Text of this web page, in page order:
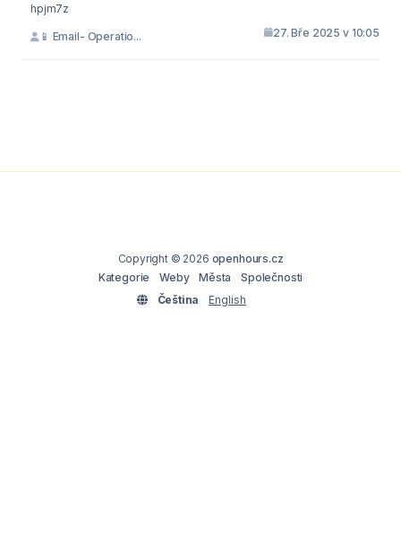
hpjm7z
📱 Email- Operatio... 27. Bře 2025 v 10:05
Copyright © 2026 openhours.cz
Kategorie
Weby Města
Společnosti
Čeština
English